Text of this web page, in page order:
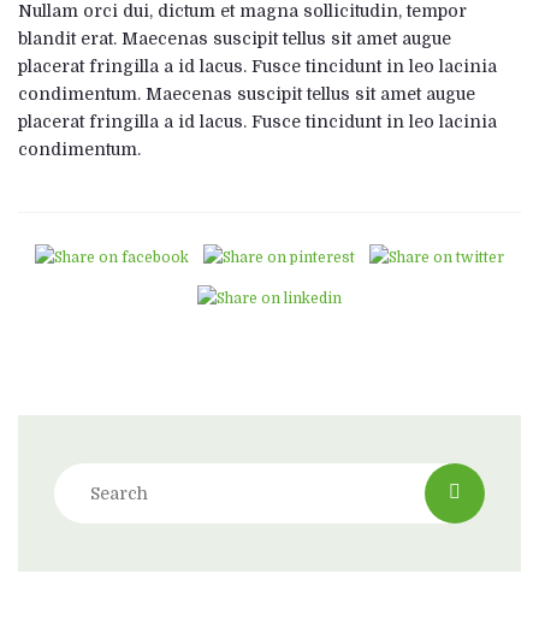
Nullam orci dui, dictum et magna sollicitudin, tempor
blandit erat. Maecenas suscipit tellus sit amet augue
placerat fringilla a id lacus. Fusce tincidunt in leo lacinia
condimentum. Maecenas suscipit tellus sit amet augue
placerat fringilla a id lacus. Fusce tincidunt in leo lacinia
condimentum.